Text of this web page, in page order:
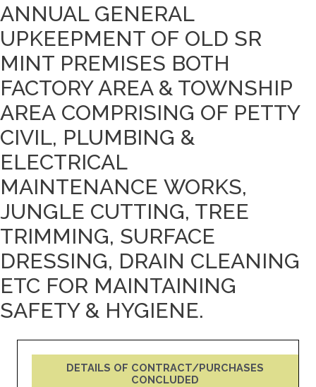
ANNUAL GENERAL
UPKEEPMENT OF OLD SR
MINT PREMISES BOTH
FACTORY AREA & TOWNSHIP
AREA COMPRISING OF PETTY
CIVIL, PLUMBING &
ELECTRICAL
MAINTENANCE WORKS,
JUNGLE CUTTING, TREE
TRIMMING, SURFACE
DRESSING, DRAIN CLEANING
ETC FOR MAINTAINING
SAFETY & HYGIENE.
DETAILS OF CONTRACT/PURCHASES
CONCLUDED